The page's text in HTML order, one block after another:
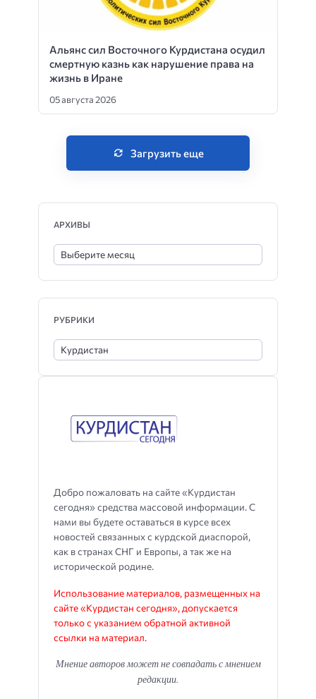
Альянс сил Восточного Курдистана осудил
смертную казнь как нарушение права на
жизнь в Иране
05 августа 2026
Загрузить еще
Добро пожаловать на сайте «Курдистан
сегодня» средства массовой информации. С
нами вы будете оставаться в курсе всех
новостей связанных с курдской диаспорой,
как в странах СНГ и Европы, а так же на
исторической родине.
Использование материалов, размещенных на
сайте «Курдистан сегодня», допускается
только с указанием обратной активной
ссылки на материал.
Мнение авторов может не совпадать с мнением
редакции.
АРХИВЫ
РУБРИКИ